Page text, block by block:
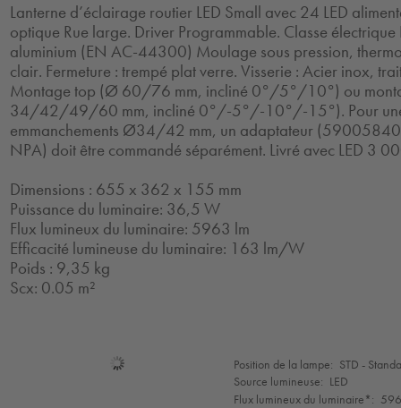
Lanterne d’éclairage routier LED Small avec 24 LED
optique Rue large. Driver Programmable. Classe
aluminium (EN AC-44300) Moulage sous pression,
clair. Fermeture : trempé plat verre. Visserie : Acier inox,
Montage top (Ø 60/76 mm, incliné 0°/5°/10°) ou
34/42/49/60 mm, incliné 0°/-5°/-10°/-15°). Pour une
emmanchements Ø34/42 mm, un adaptateur
NPA) doit être commandé séparément. Livré avec LED 3
Dimensions : 655 x 362 x 155 mm
Puissance du luminaire: 36,5 W
Flux lumineux du luminaire: 5963 lm
Efficacité lumineuse du luminaire: 163 lm/W
Poids : 9,35 kg
Scx: 0.05 m²
Sélection
de
mode
Position de la lampe: STD -
Source lumineuse: LED
Flux lumineux du luminaire*: